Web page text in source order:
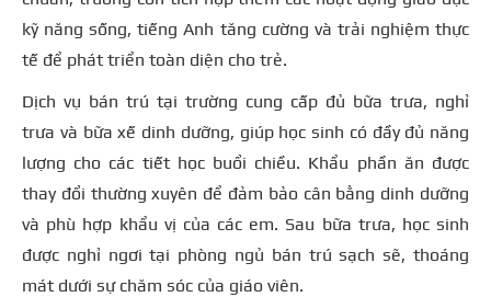
kỹ năng sống, tiếng Anh tăng cường và trải nghiệm thực
tế để phát triển toàn diện cho trẻ.
Dịch vụ bán trú tại trường cung cấp đủ bữa trưa, nghỉ
trưa và bữa xế dinh dưỡng, giúp học sinh có đầy đủ năng
lượng cho các tiết học buổi chiều. Khẩu phần ăn được
thay đổi thường xuyên để đảm bảo cân bằng dinh dưỡng
và phù hợp khẩu vị của các em. Sau bữa trưa, học sinh
được nghỉ ngơi tại phòng ngủ bán trú sạch sẽ, thoáng
mát dưới sự chăm sóc của giáo viên.